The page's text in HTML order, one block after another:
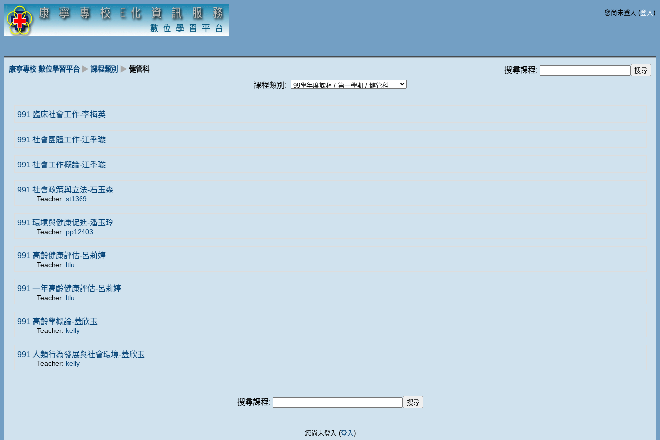
您尚未登入 (登入)
康寧專校 數位學習平台 ▶ 課程類別 ▶ 健管科
搜尋課程:
課程類別:
991 臨床社會工作-李梅英
991 社會團體工作-江季璇
991 社會工作概論-江季璇
991 社會政策與立法-石玉森
Teacher: st1369
991 環境與健康促進-潘玉玲
Teacher: pp12403
991 高齡健康評估-呂莉婷
Teacher: ltlu
991 一年高齡健康評估-呂莉婷
Teacher: ltlu
991 高齡學概論-蓋欣玉
Teacher: kelly
991 人類行為發展與社會環境-蓋欣玉
Teacher: kelly
搜尋課程:
您尚未登入 (登入)